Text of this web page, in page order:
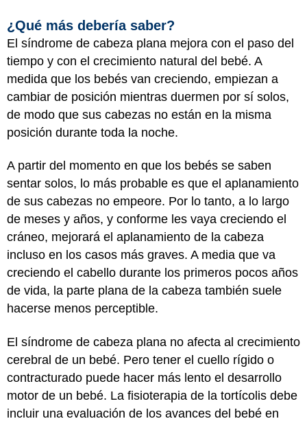
¿Qué más debería saber?
El síndrome de cabeza plana mejora con el paso del
tiempo y con el crecimiento natural del bebé. A
medida que los bebés van creciendo, empiezan a
cambiar de posición mientras duermen por sí solos,
de modo que sus cabezas no están en la misma
posición durante toda la noche.
A partir del momento en que los bebés se saben
sentar solos, lo más probable es que el aplanamiento
de sus cabezas no empeore. Por lo tanto, a lo largo
de meses y años, y conforme les vaya creciendo el
cráneo, mejorará el aplanamiento de la cabeza
incluso en los casos más graves. A media que va
creciendo el cabello durante los primeros pocos años
de vida, la parte plana de la cabeza también suele
hacerse menos perceptible.
El síndrome de cabeza plana no afecta al crecimiento
cerebral de un bebé. Pero tener el cuello rígido o
contracturado puede hacer más lento el desarrollo
motor de un bebé. La fisioterapia de la tortícolis debe
incluir una evaluación de los avances del bebé en